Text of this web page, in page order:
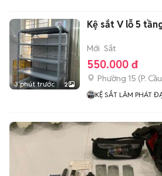
3 phút trước 2
Kệ sắt V lỗ 5
Mới Sắt
550.000 đ
Phường 15 (P.
KỆ SẮT LÂM PHÁT